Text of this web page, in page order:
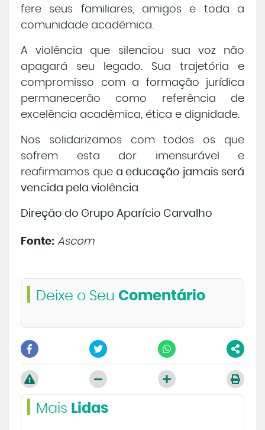
Cursos deGraduação
Cursos de EAD
Clínicas de Atendimento
Bolsas e Benefícios
fere seus familiares, amigos e toda a
comunidade acadêmica.
A violência que silenciou sua voz não
apagará seu legado. Sua trajetória e
compromisso com a formação jurídica
permanecerão como referência de
excelência acadêmica, ética e dignidade.
Nos solidarizamos com todos os que
sofrem esta dor imensurável e
reafirmamos quea educação jamais será
vencida pela violência.
Direção do Grupo Aparício Carvalho
Fonte: Ascom
Deixe o Seu Comentário
Mais Lidas